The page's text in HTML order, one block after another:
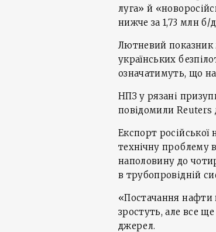
луга» й
нижче за 1,73 млн б/
Лютневий показник
українських
означатимуть, що
НПЗ у рязані
повідомили Reuters
Експорт
технічну проблему
наполовину до
в трубопровідній
«Постачання
зростуть, але все
джерел.